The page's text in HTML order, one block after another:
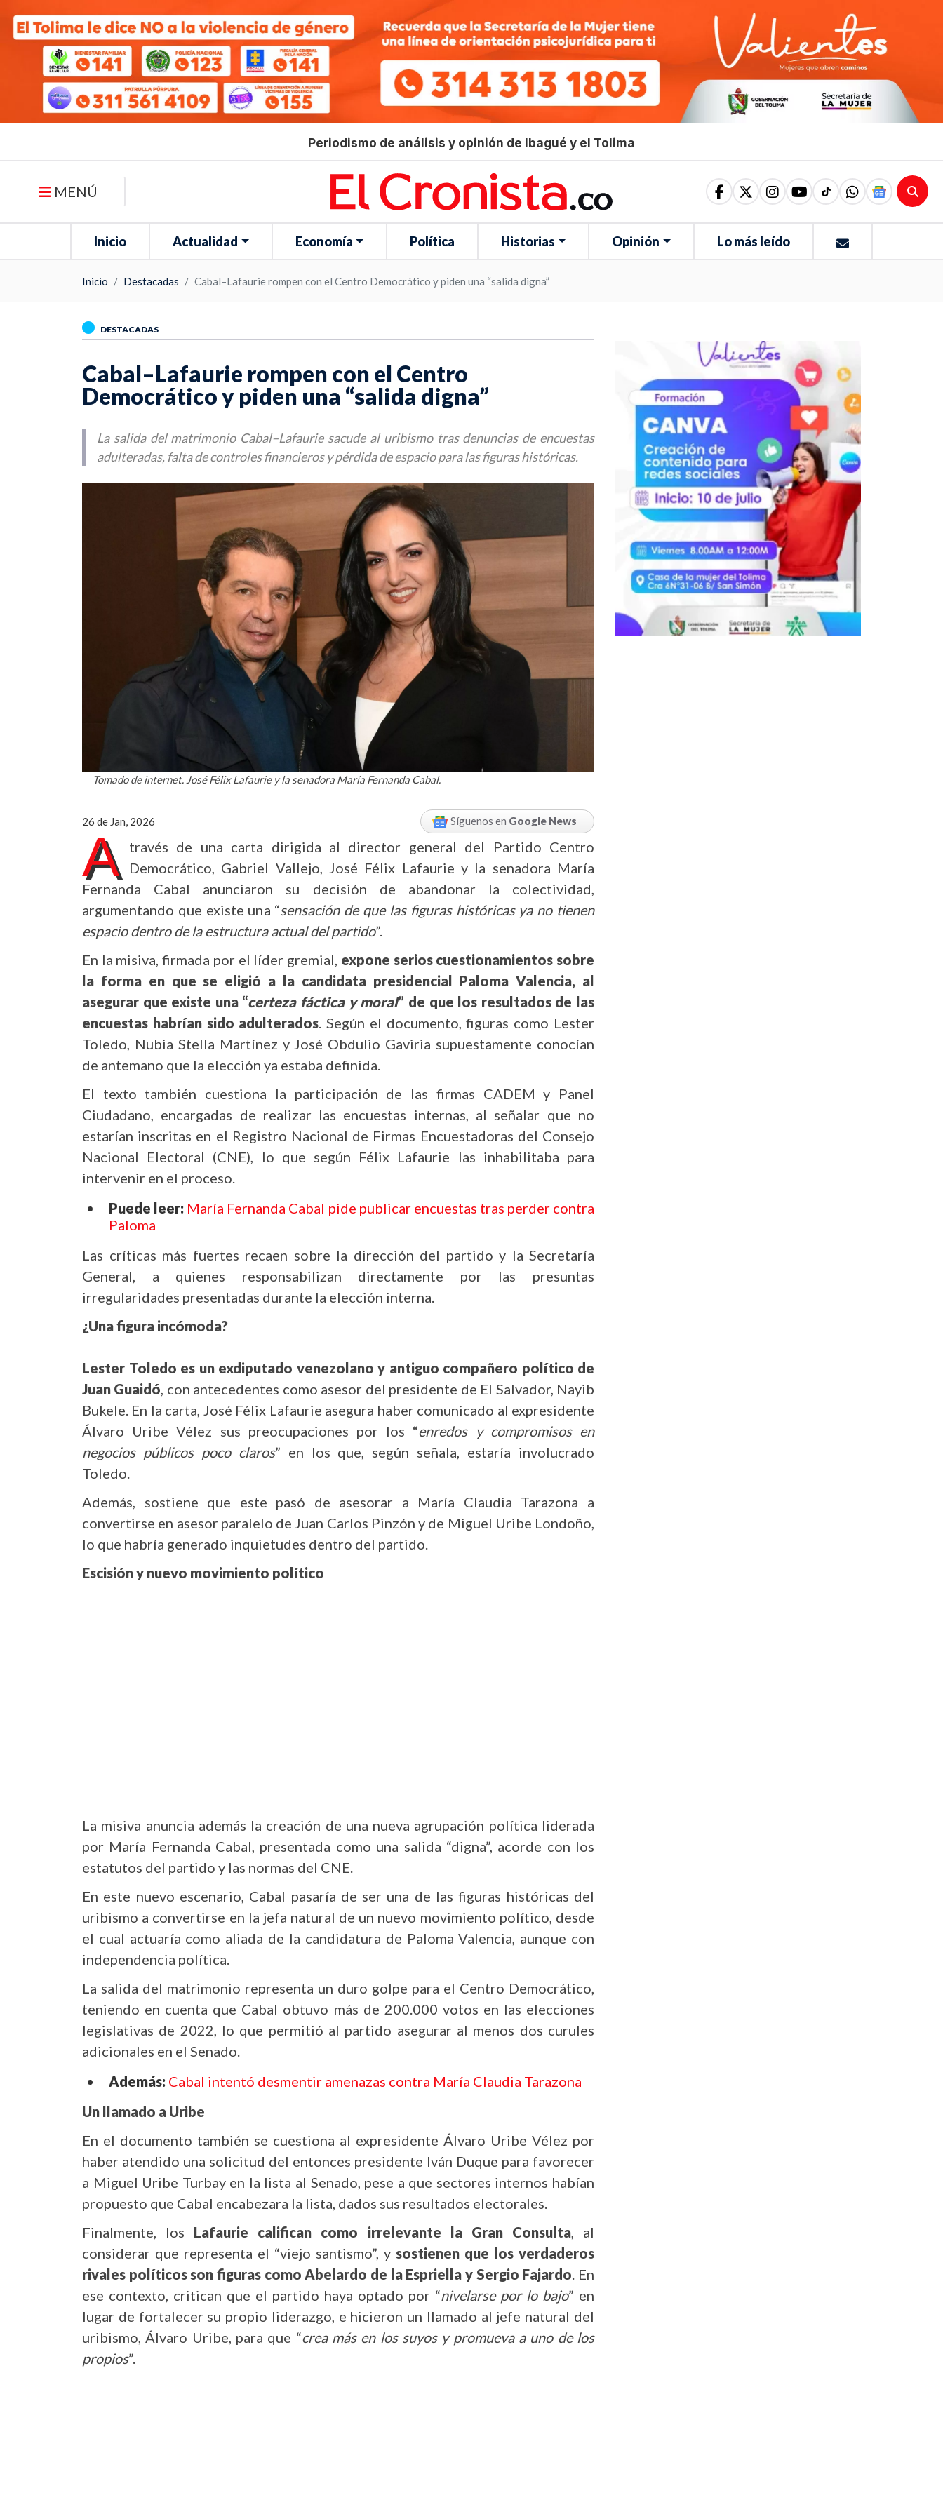
Periodismo de análisis y opinión de Ibagué y el Tolima
MENÚ
Inicio Actualidad Economía Política Historias Opinión Lo más leído
Inicio Destacadas Cabal–Lafaurie rompen con el Centro Democrático y piden una “salida digna”
DESTACADAS
Cabal–Lafaurie rompen con el Centro
Democrático y piden una “salida digna”
La salida del matrimonio Cabal–Lafaurie sacude al uribismo tras denuncias de encuestas
adulteradas, falta de controles financieros y pérdida de espacio para las figuras históricas.
Tomado de internet. José Félix Lafaurie y la senadora María Fernanda Cabal.
26 de Jan, 2026 Síguenos en Google News
A
través de una carta dirigida al director general del Partido Centro
Democrático, Gabriel Vallejo, José Félix Lafaurie y la senadora María
Fernanda Cabal anunciaron su decisión de abandonar la colectividad,
argumentando que existe una “sensación de que las figuras históricas ya no tienen
espacio dentro de la estructura actual del partido”.
En la misiva, firmada por el líder gremial, expone serios cuestionamientos sobre
la forma en que se eligió a la candidata presidencial Paloma Valencia, al
asegurar que existe una “certeza fáctica y moral” de que los resultados de las
encuestas habrían sido adulterados. Según el documento, figuras como Lester
Toledo, Nubia Stella Martínez y José Obdulio Gaviria supuestamente conocían
de antemano que la elección ya estaba definida.
El texto también cuestiona la participación de las firmas CADEM y Panel
Ciudadano, encargadas de realizar las encuestas internas, al señalar que no
estarían inscritas en el Registro Nacional de Firmas Encuestadoras del Consejo
Nacional Electoral (CNE), lo que según Félix Lafaurie las inhabilitaba para
intervenir en el proceso.
Puede leer: María Fernanda Cabal pide publicar encuestas tras perder contra
Paloma
Las críticas más fuertes recaen sobre la dirección del partido y la Secretaría
General, a quienes responsabilizan directamente por las presuntas
irregularidades presentadas durante la elección interna.
¿Una figura incómoda?
Lester Toledo es un exdiputado venezolano y antiguo compañero político de
Juan Guaidó, con antecedentes como asesor del presidente de El Salvador, Nayib
Bukele. En la carta, José Félix Lafaurie asegura haber comunicado al expresidente
Álvaro Uribe Vélez sus preocupaciones por los “enredos y compromisos en
negocios públicos poco claros” en los que, según señala, estaría involucrado
Toledo.
Además, sostiene que este pasó de asesorar a María Claudia Tarazona a
convertirse en asesor paralelo de Juan Carlos Pinzón y de Miguel Uribe Londoño,
lo que habría generado inquietudes dentro del partido.
Escisión y nuevo movimiento político
La misiva anuncia además la creación de una nueva agrupación política liderada
por María Fernanda Cabal, presentada como una salida “digna”, acorde con los
estatutos del partido y las normas del CNE.
En este nuevo escenario, Cabal pasaría de ser una de las figuras históricas del
uribismo a convertirse en la jefa natural de un nuevo movimiento político, desde
el cual actuaría como aliada de la candidatura de Paloma Valencia, aunque con
independencia política.
La salida del matrimonio representa un duro golpe para el Centro Democrático,
teniendo en cuenta que Cabal obtuvo más de 200.000 votos en las elecciones
legislativas de 2022, lo que permitió al partido asegurar al menos dos curules
adicionales en el Senado.
Además: Cabal intentó desmentir amenazas contra María Claudia Tarazona
Un llamado a Uribe
En el documento también se cuestiona al expresidente Álvaro Uribe Vélez por
haber atendido una solicitud del entonces presidente Iván Duque para favorecer
a Miguel Uribe Turbay en la lista al Senado, pese a que sectores internos habían
propuesto que Cabal encabezara la lista, dados sus resultados electorales.
Finalmente, los Lafaurie califican como irrelevante la Gran Consulta, al
considerar que representa el “viejo santismo”, y sostienen que los verdaderos
rivales políticos son figuras como Abelardo de la Espriella y Sergio Fajardo. En
ese contexto, critican que el partido haya optado por “nivelarse por lo bajo” en
lugar de fortalecer su propio liderazgo, e hicieron un llamado al jefe natural del
uribismo, Álvaro Uribe, para que “crea más en los suyos y promueva a uno de los
propios”.